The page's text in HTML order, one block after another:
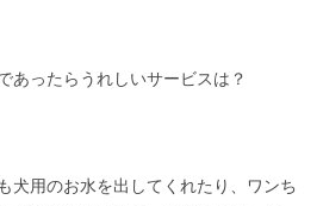
あったらうれしいサービスは？
犬用のお水を出してくれたり、ワンち